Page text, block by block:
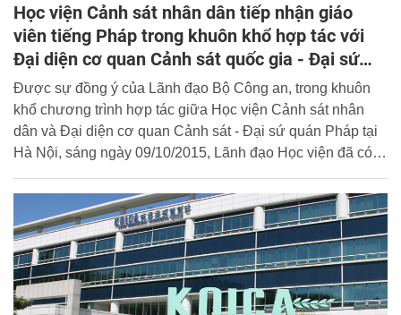
Học viện Cảnh sát nhân dân tiếp nhận giáo
viên tiếng Pháp trong khuôn khổ hợp tác với
Đại diện cơ quan Cảnh sát quốc gia - Đại sứ
quán Pháp tại Hà Nội
Được sự đồng ý của Lãnh đạo Bộ Công an, trong khuôn
khổ chương trình hợp tác giữa Học viện Cảnh sát nhân
dân và Đại diện cơ quan Cảnh sát - Đại sứ quán Pháp tại
Hà Nội, sáng ngày 09/10/2015, Lãnh đạo Học viện đã có
giáo viên đến giảng dạy tiếng Pháp tại Khoa Ngoại ngữ
của Học viện.